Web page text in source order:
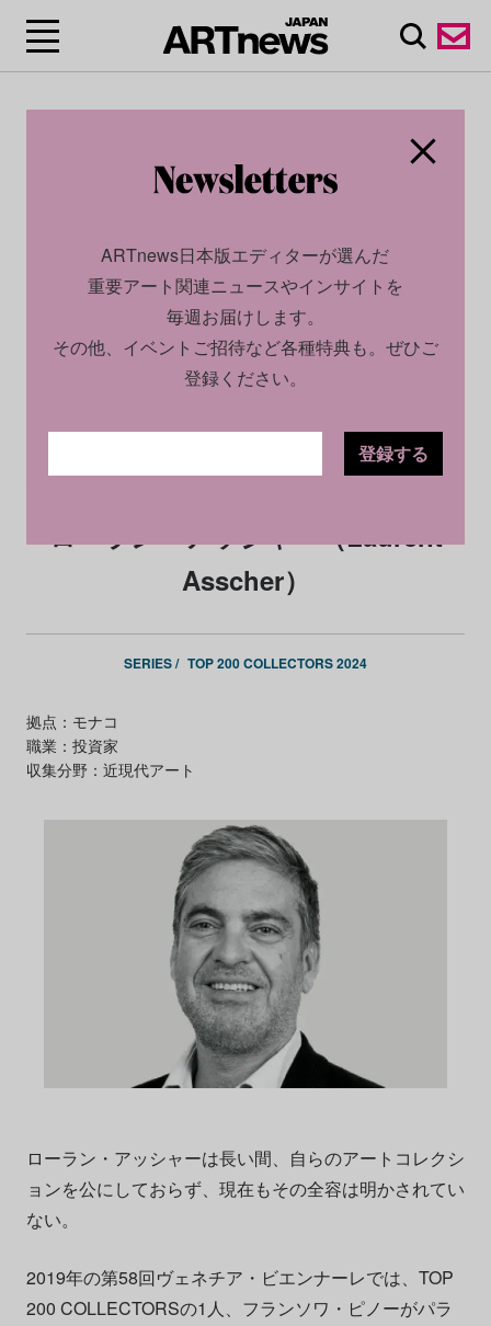
2024.11.19
ローラン・アッシャー（Laurent
Asscher）
SERIES / TOP 200 COLLECTORS 2024
拠点：モナコ
職業：投資家
収集分野：近現代アート
ローラン・アッシャーは長い間、自らのアートコレクシ
ョンを公にしておらず、現在もその全容は明かされてい
ない。
2019年の第58回ヴェネチア・ビエンナーレでは、TOP
200 COLLECTORSの1人、フランソワ・ピノーがパラ
ARTnews日本版エディターが選んだ
重要アート関連ニュースやインサイトを
毎週お届けします。
その他、イベントご招待など各種特典も。ぜひご
登録ください。
登録する